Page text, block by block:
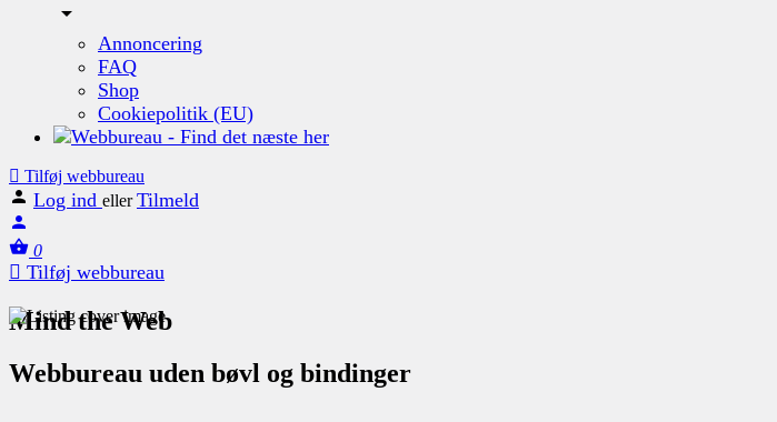
Annoncering
FAQ
Shop
Cookiepolitik (EU)
Tilføj webbureau
Log ind eller Tilmeld
0
Tilføj webbureau
Mind the Web
Webbureau uden bøvl og bindinger